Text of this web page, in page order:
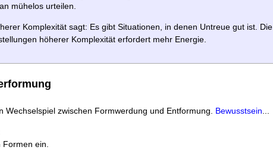
mühelos urteilen.
Komplexität sagt: Es gibt Situationen, in denen Untreue gut ist. Die
höherer Komplexität erfordert mehr Energie.
Wechselspiel zwischen Formwerdung und Entformung. Bewusstsein
ein.